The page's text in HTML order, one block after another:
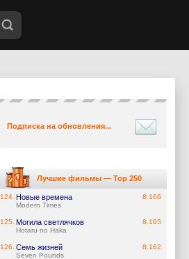
Подписка на обновления...
Лучшие фильмы — Top 250
124. Новые времена
Modern Times
8.166
125. Могила светлячков
Hotaru no Haka
8.165
126. Семь жизней
Seven Pounds
8.162